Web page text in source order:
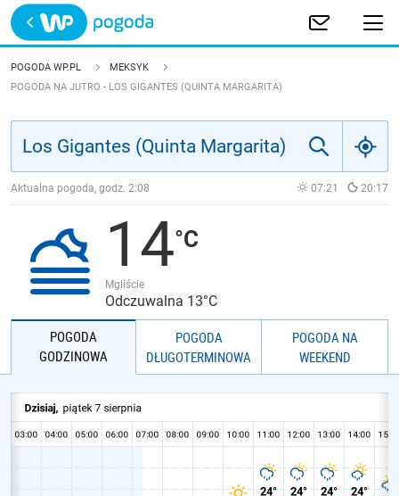
Trwa ładowanie
POLSKA
JAKOŚĆ POWIETRZA
POGODA WP.PL
MEKSYK
POGODA NA JUTRO - LOS GIGANTES (QUINTA MARGARITA)
Aktualna pogoda, godz. 2:08 07:21 20:17
14
Mgliście
Odczuwalna 13°C
POGODA
GODZINOWA
POGODA
DŁUGOTERMINOWA
POGODA NA
WEEKEND